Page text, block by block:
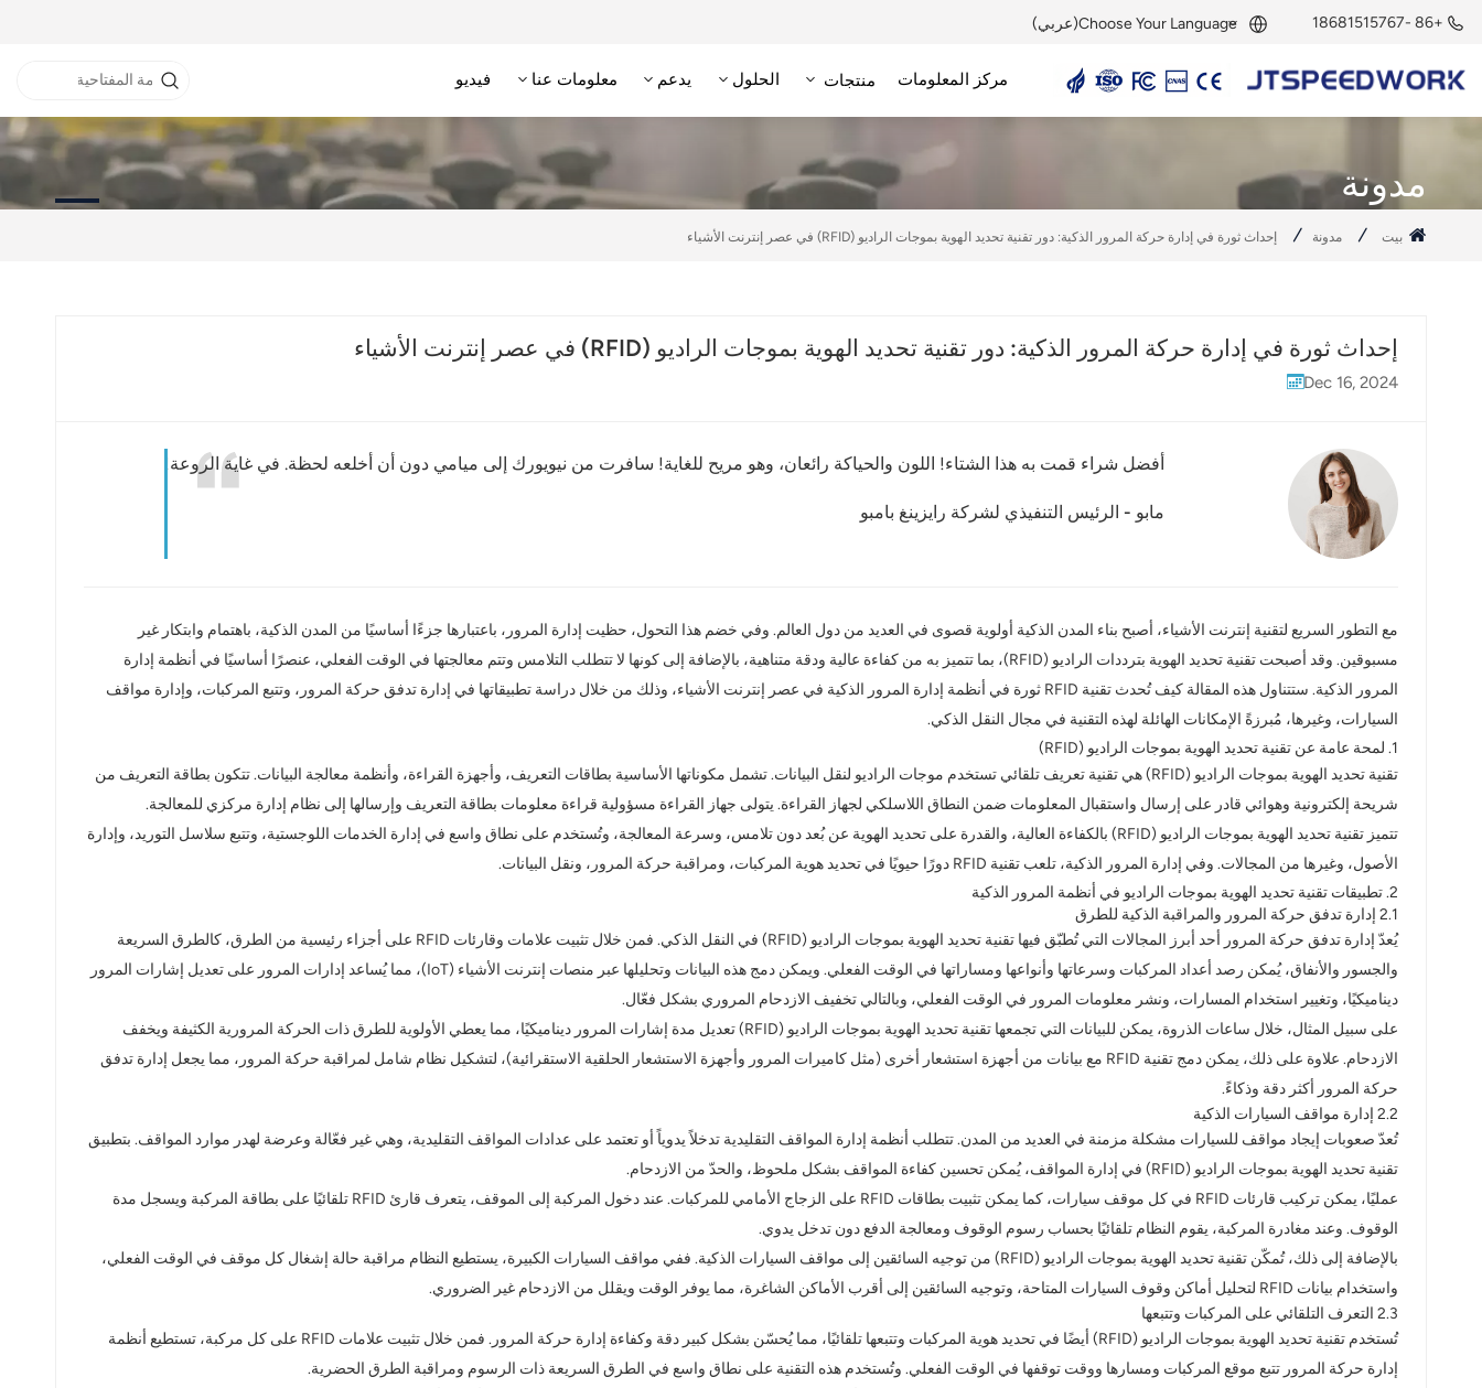
+86 -18681515767 Choose Your Language(عربي)
English
Deutsch
Español
Türk
Ελληνικά
Melayu
Polski
แบบไทย
Tiếng Việt
Indonesia
norsk
magyar
مركز المعلومات منتجات الحلول يدعم معلومات عنا فيديو
مدونة
بيت مدونة إحداث ثورة في إدارة حركة المرور الذكية: دور تقنية تحديد الهوية بموجات الراديو (RFID) في عصر إنترنت الأشياء
إحداث ثورة في إدارة حركة المرور الذكية: دور تقنية تحديد الهوية بموجات الراديو (RFID) في عصر إنترنت الأشياء
Dec 16, 2024
أفضل شراء قمت به هذا الشتاء! اللون والحياكة رائعان، وهو مريح للغاية! سافرت من نيويورك إلى ميامي دون أن أخلعه لحظة. في غاية الروعة!
مابو - الرئيس التنفيذي لشركة رايزينغ بامبو
مع التطور السريع لتقنية إنترنت الأشياء، أصبح بناء المدن الذكية أولوية قصوى في العديد من دول العالم. وفي خضم هذا التحول، حظيت إدارة المرور، باعتبارها جزءًا أساسيًا من المدن الذكية، باهتمام وابتكار غير
مسبوقين. وقد أصبحت تقنية تحديد الهوية بترددات الراديو (RFID)، بما تتميز به من كفاءة عالية ودقة متناهية، بالإضافة إلى كونها لا تتطلب التلامس وتتم معالجتها في الوقت الفعلي، عنصرًا أساسيًا في أنظمة إدارة
المرور الذكية. ستتناول هذه المقالة كيف تُحدث تقنية RFID ثورة في أنظمة إدارة المرور الذكية في عصر إنترنت الأشياء، وذلك من خلال دراسة تطبيقاتها في إدارة تدفق حركة المرور، وتتبع المركبات، وإدارة مواقف
السيارات، وغيرها، مُبرزةً الإمكانات الهائلة لهذه التقنية في مجال النقل الذكي.
1. لمحة عامة عن تقنية تحديد الهوية بموجات الراديو (RFID)
تقنية تحديد الهوية بموجات الراديو (RFID) هي تقنية تعريف تلقائي تستخدم موجات الراديو لنقل البيانات. تشمل مكوناتها الأساسية بطاقات التعريف، وأجهزة القراءة، وأنظمة معالجة البيانات. تتكون بطاقة التعريف من
شريحة إلكترونية وهوائي قادر على إرسال واستقبال المعلومات ضمن النطاق اللاسلكي لجهاز القراءة. يتولى جهاز القراءة مسؤولية قراءة معلومات بطاقة التعريف وإرسالها إلى نظام إدارة مركزي للمعالجة.
تتميز تقنية تحديد الهوية بموجات الراديو (RFID) بالكفاءة العالية، والقدرة على تحديد الهوية عن بُعد دون تلامس، وسرعة المعالجة، وتُستخدم على نطاق واسع في إدارة الخدمات اللوجستية، وتتبع سلاسل التوريد، وإدارة
الأصول، وغيرها من المجالات. وفي إدارة المرور الذكية، تلعب تقنية RFID دورًا حيويًا في تحديد هوية المركبات، ومراقبة حركة المرور، ونقل البيانات.
2. تطبيقات تقنية تحديد الهوية بموجات الراديو في أنظمة المرور الذكية
2.1 إدارة تدفق حركة المرور والمراقبة الذكية للطرق
يُعدّ إدارة تدفق حركة المرور أحد أبرز المجالات التي تُطبّق فيها تقنية تحديد الهوية بموجات الراديو (RFID) في النقل الذكي. فمن خلال تثبيت علامات وقارئات RFID على أجزاء رئيسية من الطرق، كالطرق السريعة
والجسور والأنفاق، يُمكن رصد أعداد المركبات وسرعاتها وأنواعها ومساراتها في الوقت الفعلي. ويمكن دمج هذه البيانات وتحليلها عبر منصات إنترنت الأشياء (IoT)، مما يُساعد إدارات المرور على تعديل إشارات المرور
ديناميكيًا، وتغيير استخدام المسارات، ونشر معلومات المرور في الوقت الفعلي، وبالتالي تخفيف الازدحام المروري بشكل فعّال.
على سبيل المثال، خلال ساعات الذروة، يمكن للبيانات التي تجمعها تقنية تحديد الهوية بموجات الراديو (RFID) تعديل مدة إشارات المرور ديناميكيًا، مما يعطي الأولوية للطرق ذات الحركة المرورية الكثيفة ويخفف
الازدحام. علاوة على ذلك، يمكن دمج تقنية RFID مع بيانات من أجهزة استشعار أخرى (مثل كاميرات المرور وأجهزة الاستشعار الحلقية الاستقرائية)، لتشكيل نظام شامل لمراقبة حركة المرور، مما يجعل إدارة تدفق
حركة المرور أكثر دقة وذكاءً.
2.2 إدارة مواقف السيارات الذكية
تُعدّ صعوبات إيجاد مواقف للسيارات مشكلة مزمنة في العديد من المدن. تتطلب أنظمة إدارة المواقف التقليدية تدخلاً يدوياً أو تعتمد على عدادات المواقف التقليدية، وهي غير فعّالة وعرضة لهدر موارد المواقف. بتطبيق
تقنية تحديد الهوية بموجات الراديو (RFID) في إدارة المواقف، يُمكن تحسين كفاءة المواقف بشكل ملحوظ، والحدّ من الازدحام.
عمليًا، يمكن تركيب قارئات RFID في كل موقف سيارات، كما يمكن تثبيت بطاقات RFID على الزجاج الأمامي للمركبات. عند دخول المركبة إلى الموقف، يتعرف قارئ RFID تلقائيًا على بطاقة المركبة ويسجل مدة
الوقوف. وعند مغادرة المركبة، يقوم النظام تلقائيًا بحساب رسوم الوقوف ومعالجة الدفع دون تدخل يدوي.
بالإضافة إلى ذلك، تُمكّن تقنية تحديد الهوية بموجات الراديو (RFID) من توجيه السائقين إلى مواقف السيارات الذكية. ففي مواقف السيارات الكبيرة، يستطيع النظام مراقبة حالة إشغال كل موقف في الوقت الفعلي،
واستخدام بيانات RFID لتحليل أماكن وقوف السيارات المتاحة، وتوجيه السائقين إلى أقرب الأماكن الشاغرة، مما يوفر الوقت ويقلل من الازدحام غير الضروري.
2.3 التعرف التلقائي على المركبات وتتبعها
تُستخدم تقنية تحديد الهوية بموجات الراديو (RFID) أيضًا في تحديد هوية المركبات وتتبعها تلقائيًا، مما يُحسّن بشكل كبير دقة وكفاءة إدارة حركة المرور. فمن خلال تثبيت علامات RFID على كل مركبة، تستطيع أنظمة
إدارة حركة المرور تتبع موقع المركبات ومسارها ووقت توقفها في الوقت الفعلي. وتُستخدم هذه التقنية على نطاق واسع في الطرق السريعة ذات الرسوم ومراقبة الطرق الحضرية.